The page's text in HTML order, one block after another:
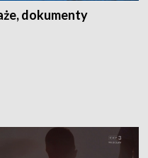
dokumenty